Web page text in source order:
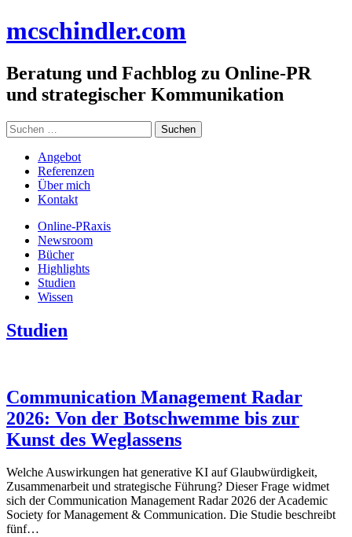
Inhalt
mcschindler.com
Beratung und Fachblog zu Online-PR
und strategischer Kommunikation
Suchen
nach:
Angebot
Referenzen
Über mich
Kontakt
Online-PRaxis
Newsroom
Bücher
Highlights
Studien
Wissen
Studien
Communication Management Radar
2026: Von der Botschwemme bis zur
Kunst des Weglassens
Welche Auswirkungen hat generative KI auf Glaubwürdigkeit,
Zusammenarbeit und strategische Führung? Dieser Frage widmet
sich der Communication Management Radar 2026 der Academic
Society for Management & Communication. Die Studie beschreibt
fünf…